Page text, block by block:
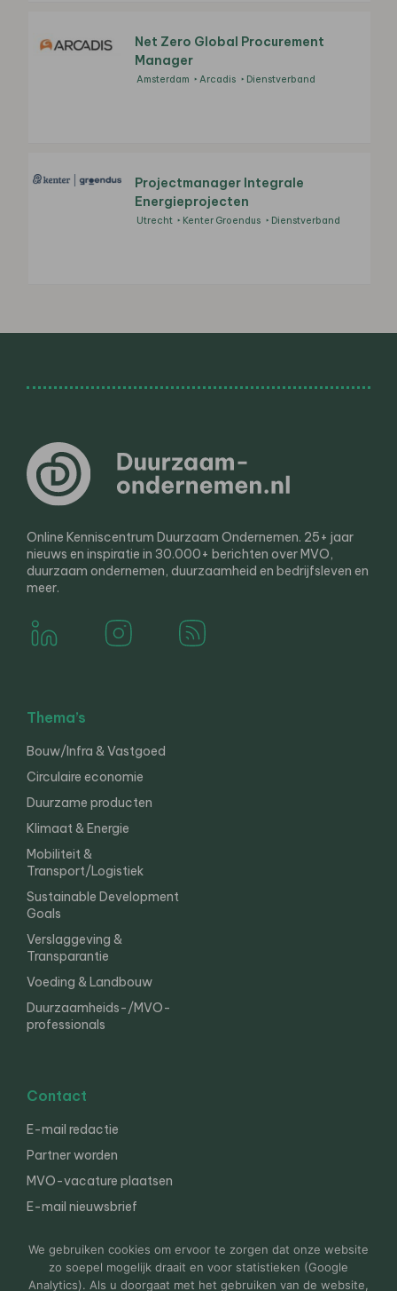
Net Zero Global Procurement
Manager
Amsterdam Arcadis Dienstverband
Projectmanager Integrale
Energieprojecten
Utrecht Kenter Groendus Dienstverband
Online Kenniscentrum Duurzaam Ondernemen. 25+ jaar
nieuws en inspiratie in 30.000+ berichten over MVO,
duurzaam ondernemen, duurzaamheid en bedrijfsleven en
meer.
Thema’s
Bouw/Infra & Vastgoed
Circulaire economie
Duurzame producten
Klimaat & Energie
Mobiliteit &
Transport/Logistiek
Sustainable Development
Goals
Verslaggeving &
Transparantie
Voeding & Landbouw
Duurzaamheids-/MVO-
professionals
Contact
E-mail redactie
Partner worden
MVO-vacature plaatsen
E-mail nieuwsbrief
We gebruiken cookies om ervoor te zorgen dat onze website
zo soepel mogelijk draait en voor statistieken (Google
Analytics). Als u doorgaat met het gebruiken van de website,